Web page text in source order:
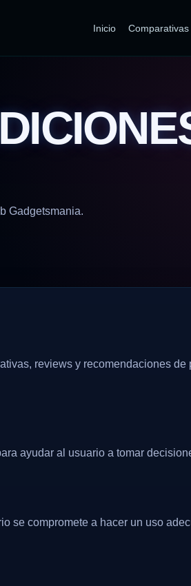
Inicio Comparativas
Gadgetsmania.
reviews y recomendaciones de
ayudar al usuario a tomar
se compromete a hacer un uso